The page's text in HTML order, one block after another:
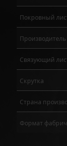
Покровный
Производитель
Связующий
Скрутка
Страна
Формат